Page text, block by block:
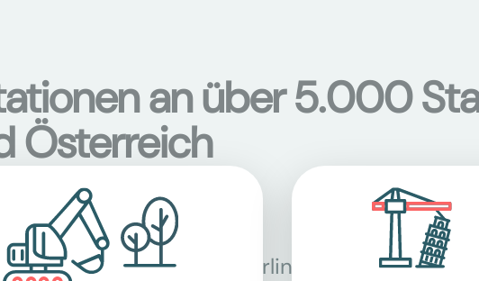
an über 5.000
Österreich
Berlin